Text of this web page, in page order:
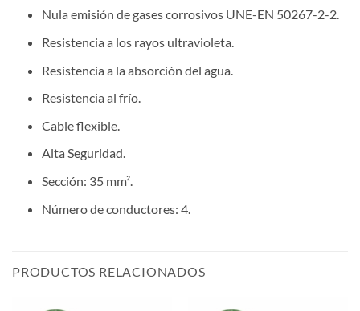
Nula emisión de gases corrosivos UNE-EN 50267-2-2.
Resistencia a los rayos ultravioleta.
Resistencia a la absorción del agua.
Resistencia al frío.
Cable flexible.
Alta Seguridad.
Sección: 35 mm².
Número de conductores: 4.
PRODUCTOS RELACIONADOS